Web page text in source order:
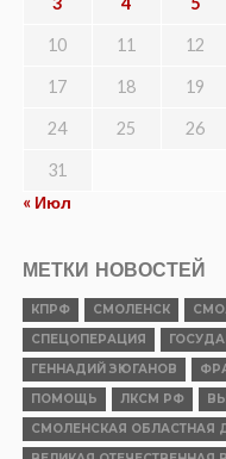
10 11 12
17 18 19
24 25 26
31
« Июл
МЕТКИ НОВОСТЕЙ
КПРФ СМОЛЕНСК
СПЕЦОПЕРАЦИЯ
ГЕННАДИЙ ЗЮГАНОВ
ПОМОЩЬ
ЛКСМ РФ
СМОЛЕНСКАЯ ОБЛАСТНАЯ